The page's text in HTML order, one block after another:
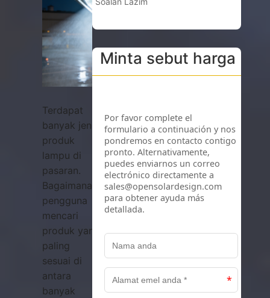
Terdapat
banyak jenis
produk
lampu di
pasaran.
Bagaimanakah
pengguna
mencari
produk yang
paling
sesuai di
antara
banyak
Minta sebut harga